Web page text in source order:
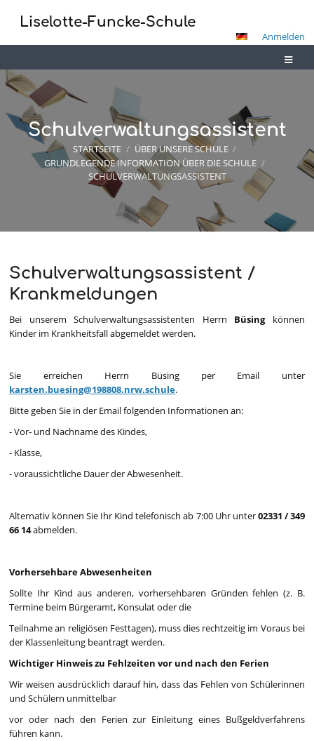
Liselotte-Funcke-Schule
Anmelden
Schulverwaltungsassistent
STARTSEITE / ÜBER UNSERE SCHULE /
GRUNDLEGENDE INFORMATION ÜBER DIE SCHULE /
SCHULVERWALTUNGSASSISTENT
Schulverwaltungsassistent
Schulverwaltungsassistent /
Krankmeldungen
Bei unserem Schulverwaltungsassistenten Herrn Büsingkönnen
Kinder im Krankheitsfall abgemeldet werden.
Sie erreichen Herrn Büsing per Email unter
karsten.buesing@198808.nrw.schule.
Bitte geben Sie in der Email folgenden Informationen an:
- Vor- und Nachname des Kindes,
- Klasse,
- voraussichtliche Dauer der Abwesenheit.
Alternativ können Sie Ihr Kind telefonisch ab 7:00 Uhr unter02331 / 349
66 14abmelden.
Vorhersehbare Abwesenheiten
Sollte Ihr Kind aus anderen, vorhersehbaren Gründen fehlen (z. B.
Termine beim Bürgeramt, Konsulat oder die
Teilnahme an religiösen Festtagen), muss dies rechtzeitig im Voraus bei
der Klassenleitung beantragt werden.
Wichtiger Hinweis zu Fehlzeiten vor und nach den Ferien
Wir weisen ausdrücklich darauf hin, dass das Fehlen von Schülerinnen
und Schülern unmittelbar
vor oder nach den Ferien zur Einleitung eines Bußgeldverfahrens
führen kann.